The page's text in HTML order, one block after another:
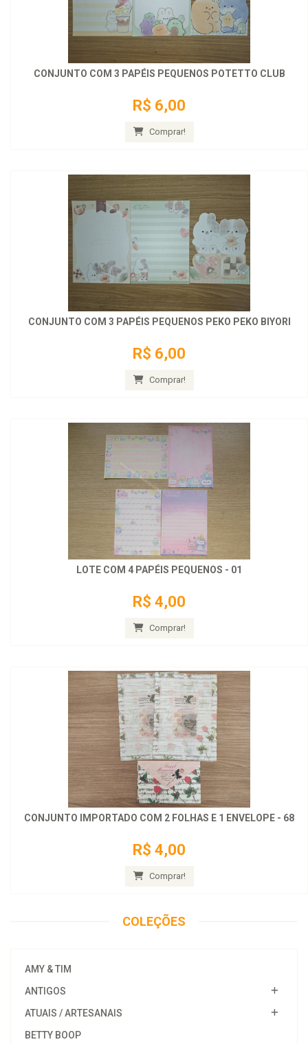
CONJUNTO COM 3 PAPÉIS PEQUENOS POTETTO CLUB
R$ 6,00
Comprar!
CONJUNTO COM 3 PAPÉIS PEQUENOS PEKO PEKO BIYORI
R$ 6,00
Comprar!
LOTE COM 4 PAPÉIS PEQUENOS - 01
R$ 4,00
Comprar!
CONJUNTO IMPORTADO COM 2 FOLHAS E 1 ENVELOPE - 68
R$ 4,00
Comprar!
COLEÇÕES
AMY & TIM
ANTIGOS
ATUAIS / ARTESANAIS
BETTY BOOP